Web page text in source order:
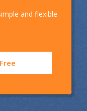
and flexible